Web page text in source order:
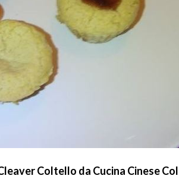
Coltello da Cucina Cinese